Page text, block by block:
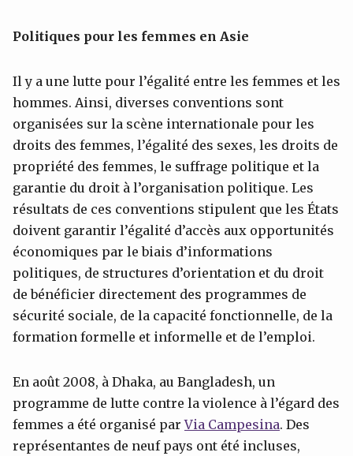
Politiques pour les femmes en Asie
Il y a une lutte pour l’égalité entre les femmes et les
hommes. Ainsi, diverses conventions sont
organisées sur la scène internationale pour les
droits des femmes, l’égalité des sexes, les droits de
propriété des femmes, le suffrage politique et la
garantie du droit à l’organisation politique. Les
résultats de ces conventions stipulent que les États
doivent garantir l’égalité d’accès aux opportunités
économiques par le biais d’informations
politiques, de structures d’orientation et du droit
de bénéficier directement des programmes de
sécurité sociale, de la capacité fonctionnelle, de la
formation formelle et informelle et de l’emploi.
En août 2008, à Dhaka, au Bangladesh, un
programme de lutte contre la violence à l’égard des
femmes a été organisé parVia Campesina. Des
représentantes de neuf pays ont été incluses,